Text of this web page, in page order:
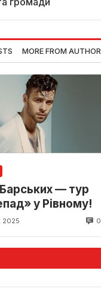
MORE FROM AUTHOR
— тур
у Рівному!
2025 0